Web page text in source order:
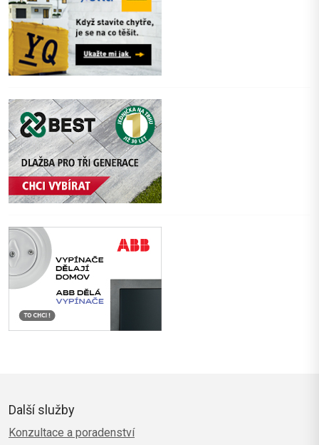
Další služby
Konzultace a poradenství